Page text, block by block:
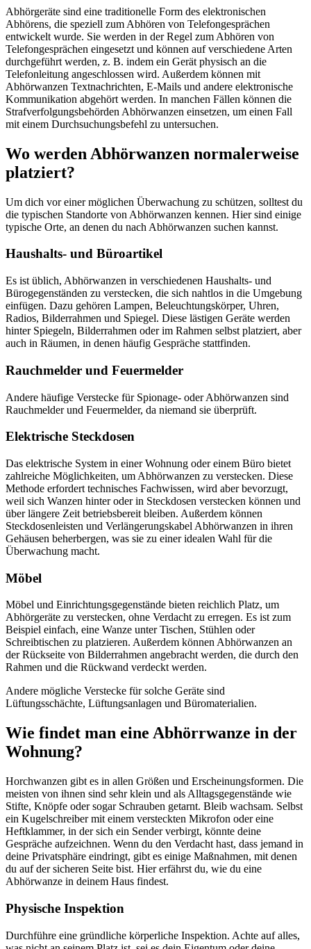
Abhörgeräte sind eine traditionelle Form des elektronischen
Abhörens, die speziell zum Abhören von Telefongesprächen
entwickelt wurde. Sie werden in der Regel zum Abhören von
Telefongesprächen eingesetzt und können auf verschiedene Arten
durchgeführt werden, z. B. indem ein Gerät physisch an die
Telefonleitung angeschlossen wird. Außerdem können mit
Abhörwanzen Textnachrichten, E-Mails und andere elektronische
Kommunikation abgehört werden. In manchen Fällen können die
Strafverfolgungsbehörden Abhörwanzen einsetzen, um einen Fall
mit einem Durchsuchungsbefehl zu untersuchen.
Wo werden Abhörwanzen normalerweise
platziert?
Um dich vor einer möglichen Überwachung zu schützen, solltest du
die typischen Standorte von Abhörwanzen kennen. Hier sind einige
typische Orte, an denen du nach Abhörwanzen suchen kannst.
Haushalts- und Büroartikel
Es ist üblich, Abhörwanzen in verschiedenen Haushalts- und
Bürogegenständen zu verstecken, die sich nahtlos in die Umgebung
einfügen. Dazu gehören Lampen, Beleuchtungskörper, Uhren,
Radios, Bilderrahmen und Spiegel. Diese lästigen Geräte werden
hinter Spiegeln, Bilderrahmen oder im Rahmen selbst platziert, aber
auch in Räumen, in denen häufig Gespräche stattfinden.
Rauchmelder und Feuermelder
Andere häufige Verstecke für Spionage- oder Abhörwanzen sind
Rauchmelder und Feuermelder, da niemand sie überprüft.
Elektrische Steckdosen
Das elektrische System in einer Wohnung oder einem Büro bietet
zahlreiche Möglichkeiten, um Abhörwanzen zu verstecken. Diese
Methode erfordert technisches Fachwissen, wird aber bevorzugt,
weil sich Wanzen hinter oder in Steckdosen verstecken können und
über längere Zeit betriebsbereit bleiben. Außerdem können
Steckdosenleisten und Verlängerungskabel Abhörwanzen in ihren
Gehäusen beherbergen, was sie zu einer idealen Wahl für die
Überwachung macht.
Möbel
Möbel und Einrichtungsgegenstände bieten reichlich Platz, um
Abhörgeräte zu verstecken, ohne Verdacht zu erregen. Es ist zum
Beispiel einfach, eine Wanze unter Tischen, Stühlen oder
Schreibtischen zu platzieren. Außerdem können Abhörwanzen an
der Rückseite von Bilderrahmen angebracht werden, die durch den
Rahmen und die Rückwand verdeckt werden.
Andere mögliche Verstecke für solche Geräte sind
Lüftungsschächte, Lüftungsanlagen und Büromaterialien.
Wie findet man eine Abhörrwanze in der
Wohnung?
Horchwanzen gibt es in allen Größen und Erscheinungsformen. Die
meisten von ihnen sind sehr klein und als Alltagsgegenstände wie
Stifte, Knöpfe oder sogar Schrauben getarnt. Bleib wachsam. Selbst
ein Kugelschreiber mit einem versteckten Mikrofon oder eine
Heftklammer, in der sich ein Sender verbirgt, könnte deine
Gespräche aufzeichnen. Wenn du den Verdacht hast, dass jemand in
deine Privatsphäre eindringt, gibt es einige Maßnahmen, mit denen
du auf der sicheren Seite bist. Hier erfährst du, wie du eine
Abhörwanze in deinem Haus findest.
Physische Inspektion
Durchführe eine gründliche körperliche Inspektion. Achte auf alles,